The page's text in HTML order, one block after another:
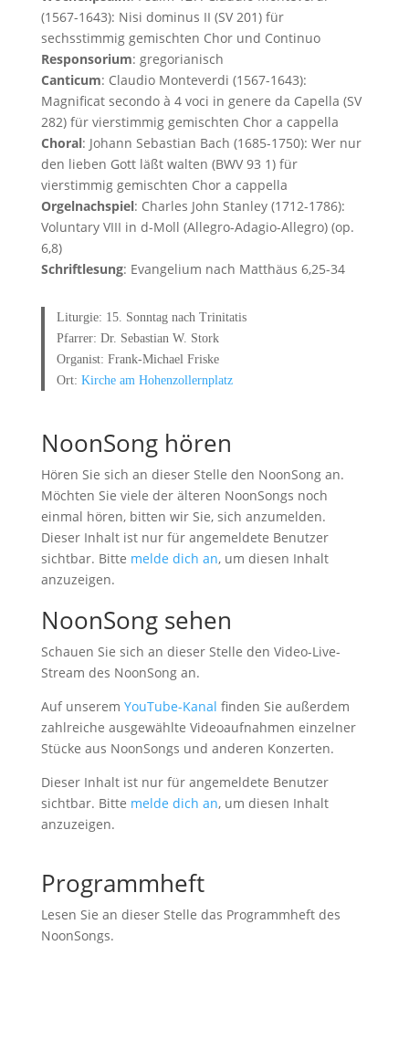
(1567-1643): Nisi dominus II (SV 201) für
sechsstimmig gemischten Chor und Continuo
Responsorium: gregorianisch
Canticum: Claudio Monteverdi (1567-1643):
Magnificat secondo à 4 voci in genere da Capella (SV
282) für vierstimmig gemischten Chor a cappella
Choral: Johann Sebastian Bach (1685-1750): Wer nur
den lieben Gott läßt walten (BWV 93 1) für
vierstimmig gemischten Chor a cappella
Orgelnachspiel: Charles John Stanley (1712-1786):
Voluntary VIII in d-Moll (Allegro-Adagio-Allegro) (op.
6,8)
Schriftlesung: Evangelium nach Matthäus 6,25-34
Liturgie: 15. Sonntag nach Trinitatis
Pfarrer: Dr. Sebastian W. Stork
Organist: Frank-Michael Friske
Ort:Kirche am Hohenzollernplatz
NoonSong hören
Hören Sie sich an dieser Stelle den NoonSong an.
Möchten Sie viele der älteren NoonSongs noch
einmal hören, bitten wir Sie, sich anzumelden.
Dieser Inhalt ist nur für angemeldete Benutzer
sichtbar. Bitte melde dich an, um diesen Inhalt
anzuzeigen.
NoonSong sehen
Schauen Sie sich an dieser Stelle den Video-Live-
Stream des NoonSong an.
Auf unserem YouTube-Kanal finden Sie außerdem
zahlreiche ausgewählte Videoaufnahmen einzelner
Stücke aus NoonSongs und anderen Konzerten.
Dieser Inhalt ist nur für angemeldete Benutzer
sichtbar. Bitte melde dich an, um diesen Inhalt
anzuzeigen.
Programmheft
Lesen Sie an dieser Stelle das Programmheft des
NoonSongs.